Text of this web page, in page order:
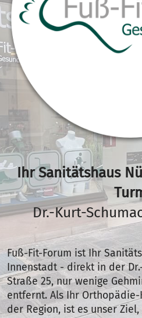
Ihr Sanitätshaus
Dr.-Kurt-
Fuß-Fit-Forum ist Ihr
Innenstadt - direkt in der
Straße 25, nur wenige
entfernt. Als Ihr
der Region, ist es unser